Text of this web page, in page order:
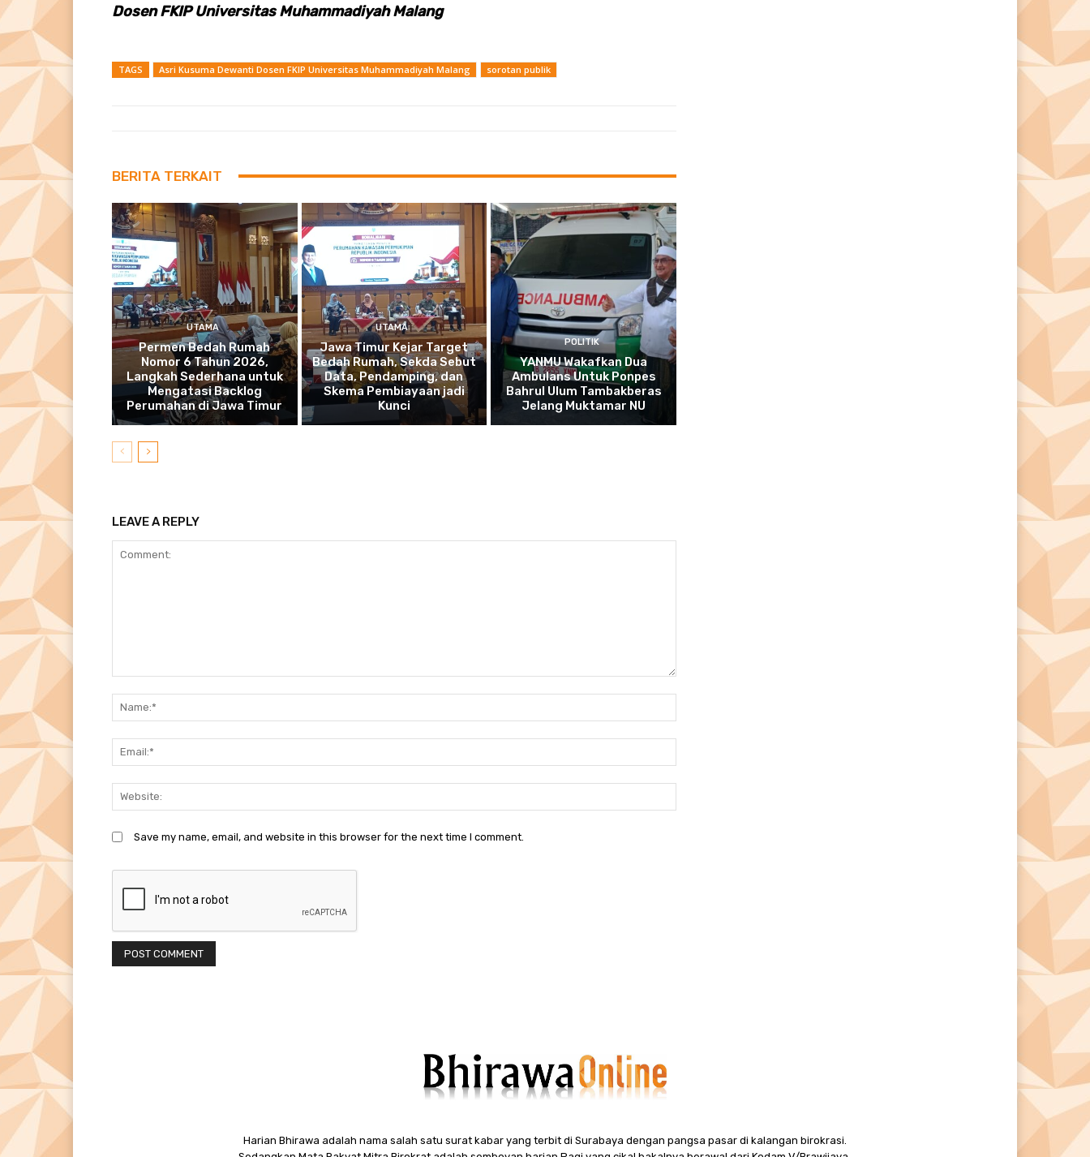
Dosen FKIP Universitas Muhammadiyah Malang
TAGS Asri Kusuma Dewanti Dosen FKIP Universitas Muhammadiyah Malang sorotan publik
BERITA TERKAIT
UTAMA
Permen Bedah Rumah
Nomor 6 Tahun 2026,
Langkah Sederhana untuk
Mengatasi Backlog
Perumahan di Jawa Timur
UTAMA
Jawa Timur Kejar Target
Bedah Rumah, Sekda Sebut
Data, Pendamping, dan
Skema Pembiayaan jadi
Kunci
POLITIK
YANMU Wakafkan Dua
Ambulans Untuk Ponpes
Bahrul Ulum Tambakberas
Jelang Muktamar NU
LEAVE A REPLY
Save my name, email, and website in this browser for the next time I comment.
Harian Bhirawa adalah nama salah satu surat kabar yang terbit di Surabaya dengan pangsa pasar di kalangan birokrasi.